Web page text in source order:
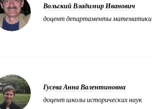
Вольский Владимир Иванович
доцент департаменты математики
Гусева Анна Валентиновна
доцент школы исторических наук